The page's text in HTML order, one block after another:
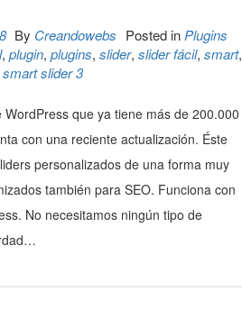
By Creandowebs Posted in Plugins
, plugin, plugins, slider, slider fácil, smart,
smart slider 3
WordPress que ya tiene más de 200.000
con una reciente actualización. Éste
personalizados de una forma muy
también para SEO. Funciona con
No necesitamos ningún tipo de